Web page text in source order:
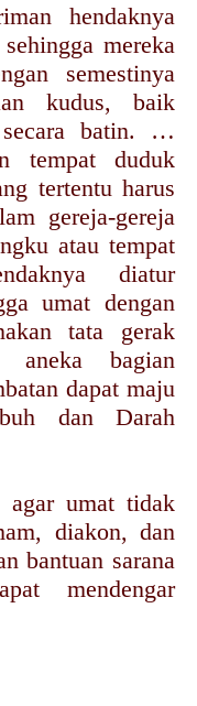
hendaknya
mereka
semestinya
kudus, baik
secara batin. …
tempat duduk
tertentu harus
gereja-gereja
atau tempat
diatur
umat dengan
tata gerak
bagian
dapat maju
dan Darah
agar umat tidak
diakon, dan
bantuan sarana
mendengar